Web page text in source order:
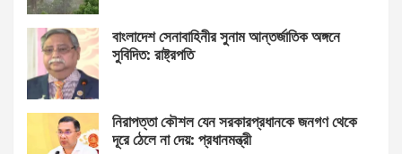
বাংলাদেশ সেনাবাহিনীর সুনাম আন্তর্জাতিক অঙ্গনে
সুবিদিত: রাষ্ট্রপতি
নিরাপত্তা কৌশল যেন সরকারপ্রধানকে জনগণ থেকে
দূরে ঠেলে না দেয়: প্রধানমন্ত্রী